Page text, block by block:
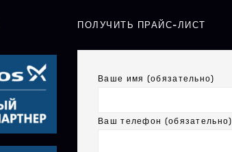
ПОЛУЧИТЬ ПРАЙС-ЛИСТ
Ваше имя (обязательно)
Ваш телефон (обязательно)